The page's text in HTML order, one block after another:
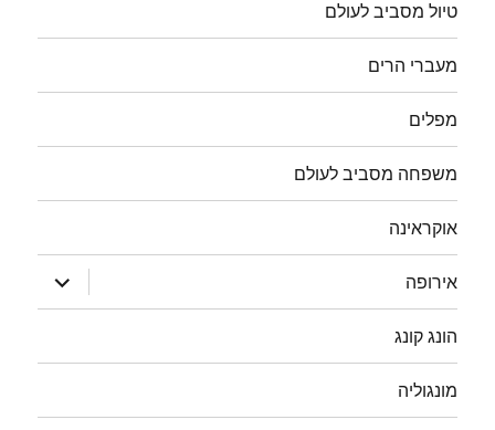
טיול מסביב לעולם
מעברי הרים
מפלים
משפחה מסביב לעולם
אוקראינה
אירופה
הצג
תפריט
הונג קונג
מונגוליה